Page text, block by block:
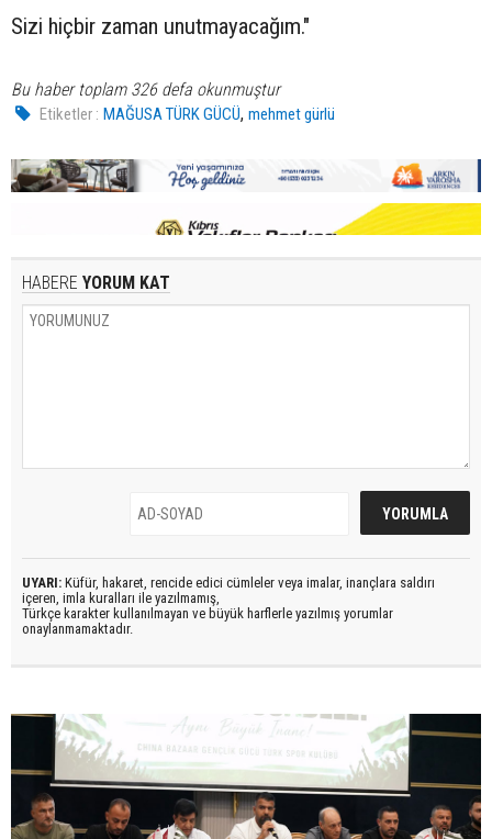
Sizi hiçbir zaman unutmayacağım."
Bu haber toplam 326 defa okunmuştur
Etiketler : MAĞUSA TÜRK GÜCÜ,mehmet gürlü
HABERE YORUM KAT
UYARI: Küfür, hakaret, rencide edici cümleler veya imalar, inançlara saldırı
içeren, imla kuralları ile yazılmamış,
Türkçe karakter kullanılmayan ve büyük harflerle yazılmış yorumlar
onaylanmamaktadır.